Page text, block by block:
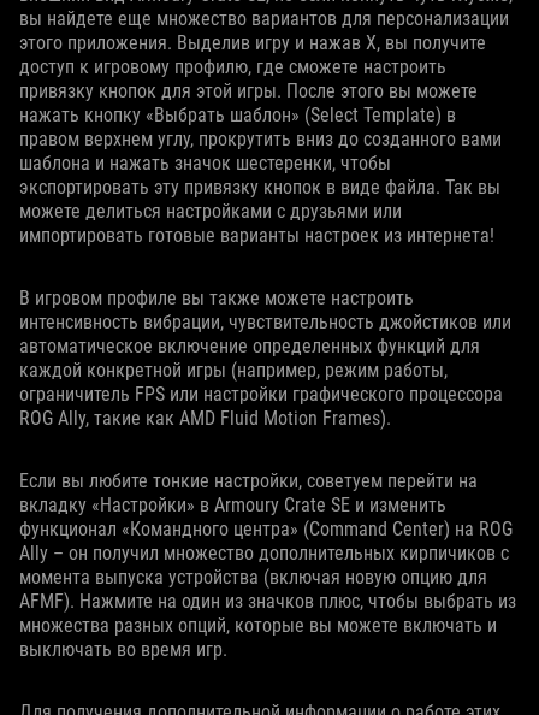
вы найдете еще множество вариантов для персонализации
этого приложения. Выделив игру и нажав X, вы получите
доступ к игровому профилю, где сможете настроить
привязку кнопок для этой игры. После этого вы можете
нажать кнопку «Выбрать шаблон» (Select Template) в
правом верхнем углу, прокрутить вниз до созданного вами
шаблона и нажать значок шестеренки, чтобы
экспортировать эту привязку кнопок в виде файла. Так вы
можете делиться настройками с друзьями или
импортировать готовые варианты настроек из интернета!
В игровом профиле вы также можете настроить
интенсивность вибрации, чувствительность джойстиков или
автоматическое включение определенных функций для
каждой конкретной игры (например, режим работы,
ограничитель FPS или настройки графического процессора
ROG Ally, такие как AMD Fluid Motion Frames).
Если вы любите тонкие настройки, советуем перейти на
вкладку «Настройки» в Armoury Crate SE и изменить
функционал «Командного центра» (Command Center) на ROG
Ally – он получил множество дополнительных кирпичиков с
момента выпуска устройства (включая новую опцию для
AFMF). Нажмите на один из значков плюс, чтобы выбрать из
множества разных опций, которые вы можете включать и
выключать во время игр.